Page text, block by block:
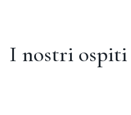
I nostri ospiti